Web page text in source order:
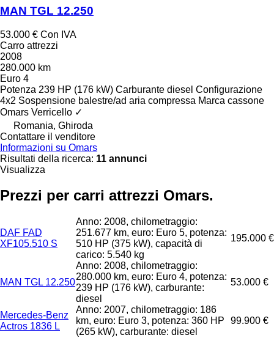
MAN TGL 12.250
53.000 € Con IVA
Carro attrezzi
2008
280.000 km
Euro 4
Potenza 239 HP (176 kW) Carburante diesel Configurazione
4x2 Sospensione balestre/ad aria compressa Marca cassone
Omars Verricello ✓
Romania, Ghiroda
Contattare il venditore
Informazioni su Omars
Risultati della ricerca: 11 annunci
Visualizza
Prezzi per carri attrezzi Omars.
DAF FAD
XF105.510 S
Anno: 2008, chilometraggio:
251.677 km, euro: Euro 5, potenza:
510 HP (375 kW), capacità di
carico: 5.540 kg
195.000 €
MAN TGL 12.250
Anno: 2008, chilometraggio:
280.000 km, euro: Euro 4, potenza:
239 HP (176 kW), carburante:
diesel
53.000 €
Mercedes-Benz
Actros 1836 L
Anno: 2007, chilometraggio: 186
km, euro: Euro 3, potenza: 360 HP
(265 kW), carburante: diesel
99.900 €